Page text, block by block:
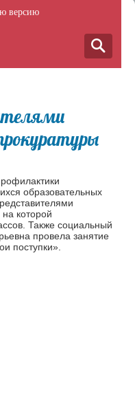
версию
образовательных
которой
Также социальный
провела занятие
поступки».